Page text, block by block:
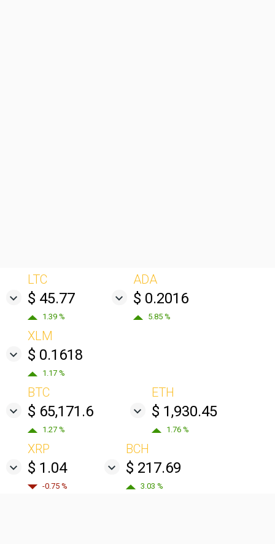
LTC
$ 45.77
1.39 %
ADA
$ 0.2016
5.85 %
XLM
$ 0.1618
1.17 %
BTC
$ 65,171.6
1.27 %
ETH
$ 1,930.45
1.76 %
XRP
$ 1.04
-0.75 %
BCH
$ 217.69
3.03 %